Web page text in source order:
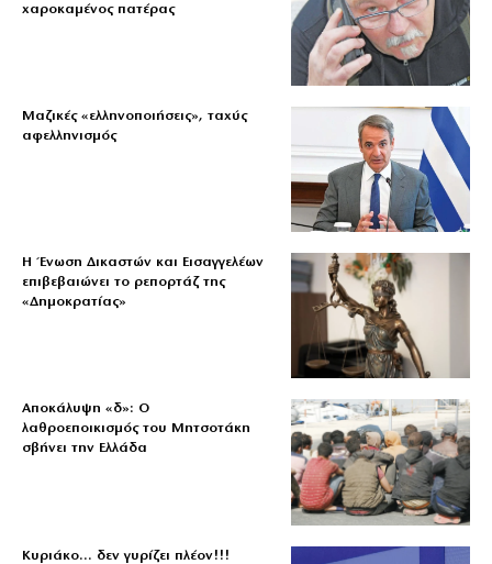
χαροκαμένος πατέρας
Μαζικές «ελληνοποιήσεις», ταχύς
αφελληνισμός
Η Ένωση Δικαστών και Εισαγγελέων
επιβεβαιώνει το ρεπορτάζ της
«Δημοκρατίας»
Αποκάλυψη «δ»: Ο
λαθροεποικισμός του Μητσοτάκη
σβήνει την Ελλάδα
Κυριάκο… δεν γυρίζει πλέον!!!